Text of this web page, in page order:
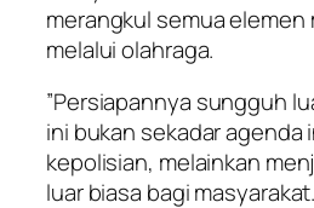
merangkul semua elemen
melalui olahraga.
​”Persiapannya sungguh
ini bukan sekadar agenda
kepolisian, melainkan
luar biasa bagi